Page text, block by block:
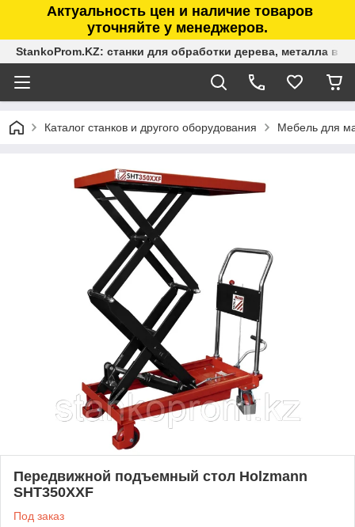
Актуальность цен и наличие товаров
уточняйте у менеджеров.
StankoProm.KZ: станки для обработки дерева, металла в
Каталог станков и другого оборудования Мебель для
Передвижной подъемный стол Holzmann
SHT350XXF
Под заказ